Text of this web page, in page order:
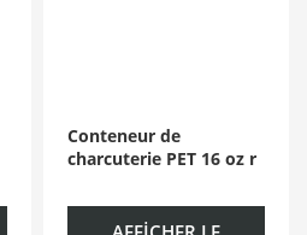
Conteneur de
charcuterie PET 16 oz r